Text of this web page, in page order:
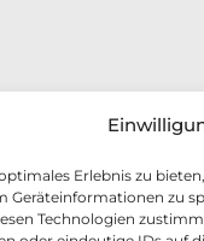
Erlebnis zu
Geräteinformationen zu
Technologien